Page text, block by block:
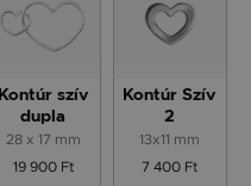
Kontúr szív
dupla
28 x 17 mm
19 900 Ft
Kontúr Szív
2
13x11 mm
7 400 Ft